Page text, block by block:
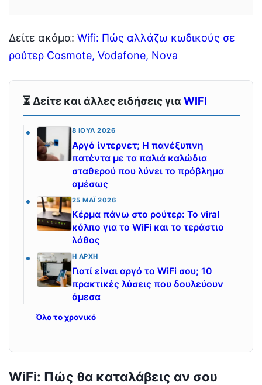
Δείτε ακόμα: Wifi: Πώς αλλάζω κωδικούς σε
ρούτερ Cosmote, Vodafone, Nova
⏳ Δείτε και άλλες ειδήσεις για WIFI
8 ΙΟΎΛ 2026
Αργό ίντερνετ; Η πανέξυπνη
πατέντα με τα παλιά καλώδια
σταθερού που λύνει το πρόβλημα
αμέσως
25 ΜΆΙ 2026
Κέρμα πάνω στο ρούτερ: Το viral
κόλπο για το WiFi και το τεράστιο
λάθος
Η ΑΡΧΉ
Γιατί είναι αργό το WiFi σου; 10
πρακτικές λύσεις που δουλεύουν
άμεσα
Όλο το χρονικό
WiFi: Πώς θα καταλάβεις αν σου